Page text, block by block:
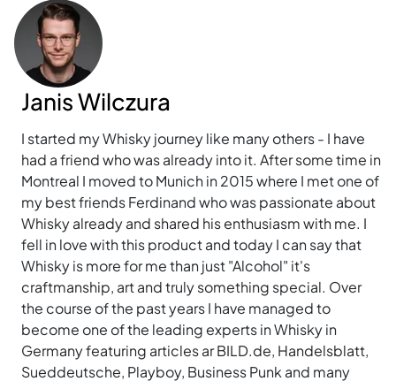
Janis Wilczura
I started my Whisky journey like many others - I have
had a friend who was already into it. After some time in
Montreal I moved to Munich in 2015 where I met one of
my best friends Ferdinand who was passionate about
Whisky already and shared his enthusiasm with me. I
fell in love with this product and today I can say that
Whisky is more for me than just "Alcohol" it's
craftmanship, art and truly something special. Over
the course of the past years I have managed to
become one of the leading experts in Whisky in
Germany featuring articles ar BILD.de, Handelsblatt,
Sueddeutsche, Playboy, Business Punk and many